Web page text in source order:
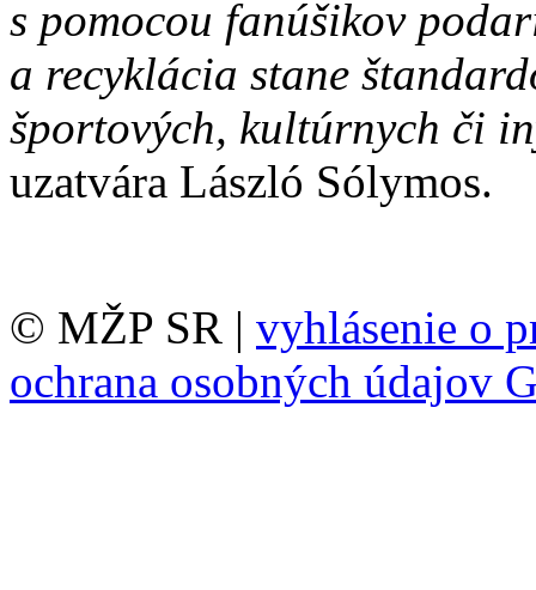
s pomocou fanúšikov
a recyklácia stane
športových, kultúrnych či
uzatvára László Sólymos.
© MŽP SR | vyhlásenie o
ochrana osobných údajov